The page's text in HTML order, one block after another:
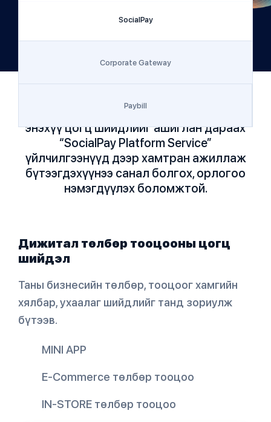
SocialPay
Corporate Gateway
Paybill
Байгууллага нь төлбөр төлөлтийн
энэхүү цогц шийдлийг ашиглан дараах
“SocialPay Platform Service”
үйлчилгээнүүд дээр хамтран ажиллаж
бүтээгдэхүүнээ санал болгох, орлогоо
нэмэгдүүлэх боломжтой.
Дижитал төлбөр тооцооны цогц
шийдэл
Таны бизнесийн төлбөр, тооцоог хамгийн
хялбар, ухаалаг шийдлийг танд зориулж
бүтээв.
MINI APP
E-Commerce төлбөр тооцоо
IN-STORE төлбөр тооцоо